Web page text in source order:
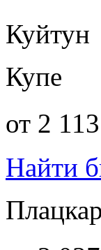
Куйтун
Купе
от 2
Найти